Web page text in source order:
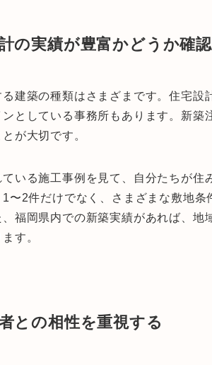
の実績が豊富かどうか確
建築の種類はさまざまです。住宅設
としている事務所もあります。新
が大切です。
いる施工事例を見て、自分たちが住
〜2件だけでなく、さまざまな敷地
福岡県内での新築実績があれば、地
す。
との相性を重視する